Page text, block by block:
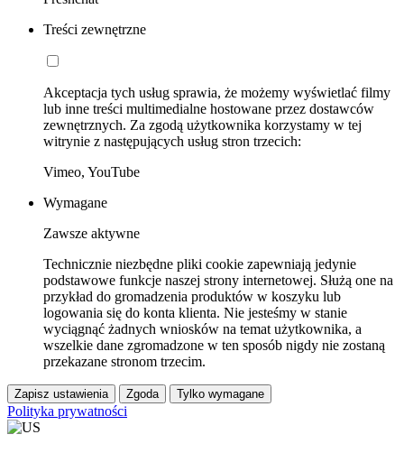
Treści zewnętrzne
Akceptacja tych usług sprawia, że możemy wyświetlać filmy
lub inne treści multimedialne hostowane przez dostawców
zewnętrznych. Za zgodą użytkownika korzystamy w tej
witrynie z następujących usług stron trzecich:
Vimeo, YouTube
Wymagane
Zawsze aktywne
Technicznie niezbędne pliki cookie zapewniają jedynie
podstawowe funkcje naszej strony internetowej. Służą one na
przykład do gromadzenia produktów w koszyku lub
logowania się do konta klienta. Nie jesteśmy w stanie
wyciągnąć żadnych wniosków na temat użytkownika, a
wszelkie dane zgromadzone w ten sposób nigdy nie zostaną
przekazane stronom trzecim.
Zapisz ustawienia Zgoda Tylko wymagane
Polityka prywatności